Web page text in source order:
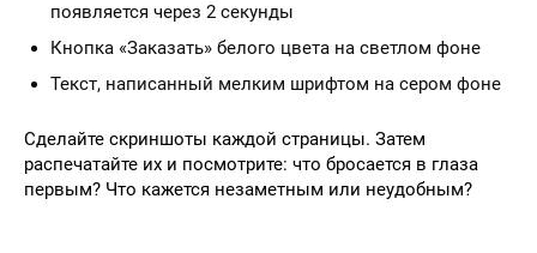
появляется через 2 секунды
Кнопка «Заказать» белого цвета на светлом фоне
Текст, написанный мелким шрифтом на сером фоне
Сделайте скриншоты каждой страницы. Затем
распечатайте их и посмотрите: что бросается в глаза
первым? Что кажется незаметным или неудобным?